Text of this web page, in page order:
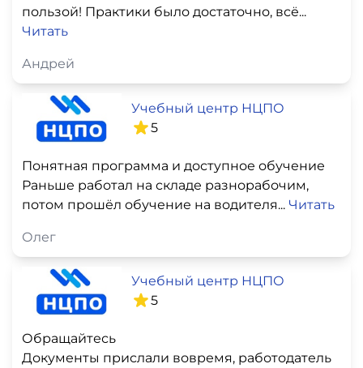
пользой! Практики было достаточно, всё...
Читать
Андрей
Учебный центр НЦПО
5
Понятная программа и доступное обучение
Раньше работал на складе разнорабочим,
потом прошёл обучение на водителя... Читать
Олег
Учебный центр НЦПО
5
Обращайтесь
Документы прислали вовремя, работодатель